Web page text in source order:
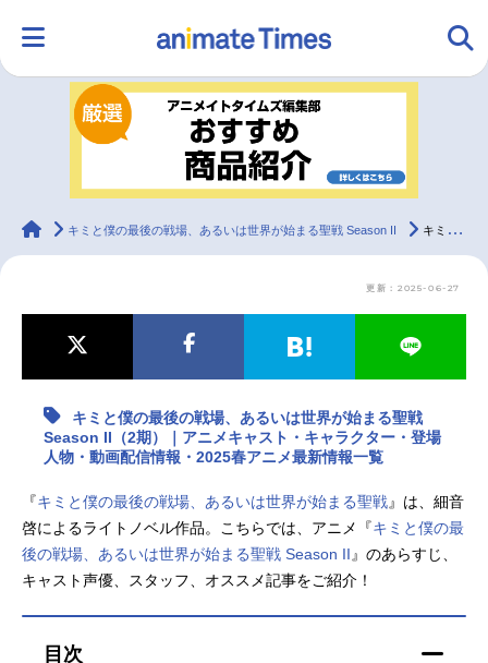
ランキング アニメ
ラジオ
最新記事一覧
アニメ映画一覧 実写化映画一覧
今期アニメ曜日別一覧
春アニメ 夏アニメ
animateTimes
キミと僕の最後の戦場、あるいは世界が始まる聖戦 Season II キミと僕の最後の戦場、あるいは世界が始まる聖戦 Season II（2期）｜アニメキャスト・キャラクター・登場人物・動画配信情報・2025春アニメ最新情報一覧
更新：2025-06-27
キミと僕の最後の戦場、あるいは世界が始まる聖戦
Season II（2期）｜アニメキャスト・キャラクター・登場
人物・動画配信情報・2025春アニメ最新情報一覧
『キミと僕の最後の戦場、あるいは世界が始まる聖戦』は、細音
啓によるライトノベル作品。こちらでは、アニメ『キミと僕の最
後の戦場、あるいは世界が始まる聖戦 Season II 』のあらすじ、
キャスト声優、スタッフ、オススメ記事をご紹介！
目次